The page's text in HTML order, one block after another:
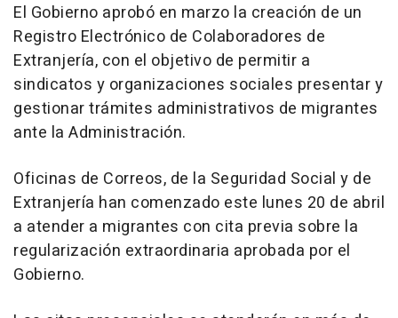
El Gobierno aprobó en marzo la creación de un
Registro Electrónico de Colaboradores de
Extranjería, con el objetivo de permitir a
sindicatos y organizaciones sociales presentar y
gestionar trámites administrativos de migrantes
ante la Administración.
Oficinas de Correos, de la Seguridad Social y de
Extranjería han comenzado este lunes 20 de abril
a atender a migrantes con cita previa sobre la
regularización extraordinaria aprobada por el
Gobierno.